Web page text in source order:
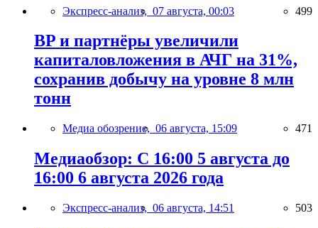
Экспресс-анализ, 07 августа, 00:03 499
BP и партнёры увеличили
капиталовложения в АЧГ на 31%,
сохранив добычу на уровне 8 млн
тонн
Медиа обозрение, 06 августа, 15:09 471
Медиаобзор: С 16:00 5 августа до
16:00 6 августа 2026 года
Экспресс-анализ, 06 августа, 14:51 503